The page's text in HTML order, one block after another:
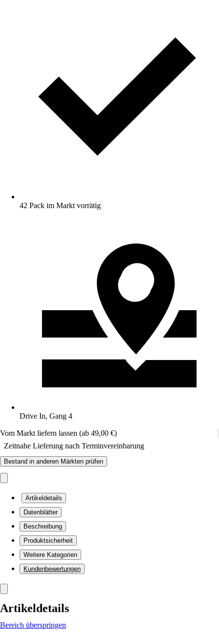
42 Pack im Markt vorrätig
Drive In, Gang 4
Vom Markt liefern lassen (ab 49,00 €)
Zeitnahe Lieferung nach Terminvereinbarung
Bestand in anderen Märkten prüfen
Artikeldetails
Datenblätter
Beschreibung
Produktsicherheit
Weitere Kategorien
Kundenbewertungen
Artikeldetails
Bereich überspringen